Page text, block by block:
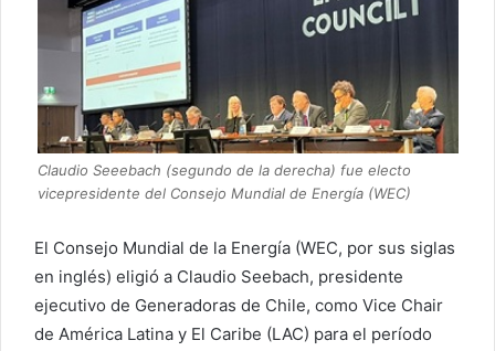
Claudio Seeebach (segundo de la derecha) fue electo
vicepresidente del Consejo Mundial de Energía (WEC)
El Consejo Mundial de la Energía (WEC, por sus siglas
en inglés) eligió a Claudio Seebach, presidente
ejecutivo de Generadoras de Chile, como Vice Chair
de América Latina y El Caribe (LAC) para el período